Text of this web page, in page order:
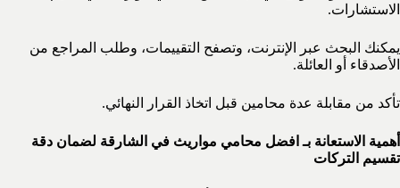
الاستشارات.
يمكنك البحث عبر الإنترنت، وتصفح التقييمات، وطلب المراجع من
الأصدقاء أو العائلة.
تأكد من مقابلة عدة محامين قبل اتخاذ القرار النهائي.
أهمية الاستعانة بـ افضل محامي مواريث في الشارقة لضمان دقة
تقسيم التركات